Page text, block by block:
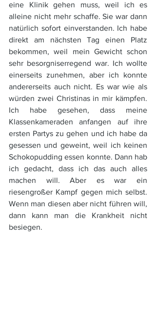
eine Klinik gehen muss, weil ich es
alleine nicht mehr schaffe. Sie war dann
natürlich sofort einverstanden. Ich habe
direkt am nächsten Tag einen Platz
bekommen, weil mein Gewicht schon
sehr besorgniserregend war. Ich wollte
einerseits zunehmen, aber ich konnte
andererseits auch nicht. Es war wie als
würden zwei Christinas in mir kämpfen.
Ich habe gesehen, dass meine
Klassenkameraden anfangen auf ihre
ersten Partys zu gehen und ich habe da
gesessen und geweint, weil ich keinen
Schokopudding essen konnte. Dann hab
ich gedacht, dass ich das auch alles
machen will. Aber es war ein
riesengroßer Kampf gegen mich selbst.
Wenn man diesen aber nicht führen will,
dann kann man die Krankheit nicht
besiegen.